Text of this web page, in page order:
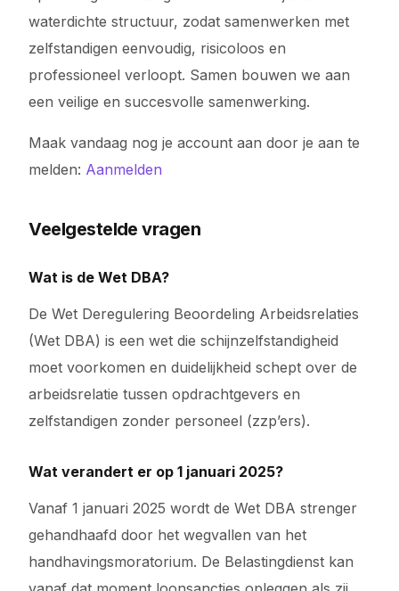
waterdichte structuur, zodat samenwerken met
zelfstandigen eenvoudig, risicoloos en
professioneel verloopt. Samen bouwen we aan
een veilige en succesvolle samenwerking.
Maak vandaag nog je account aan door je aan te
melden: Aanmelden
Veelgestelde vragen
Wat is de Wet DBA?
De Wet Deregulering Beoordeling Arbeidsrelaties
(Wet DBA) is een wet die schijnzelfstandigheid
moet voorkomen en duidelijkheid schept over de
arbeidsrelatie tussen opdrachtgevers en
zelfstandigen zonder personeel (zzp’ers).
Wat verandert er op 1 januari 2025?
Vanaf 1 januari 2025 wordt de Wet DBA strenger
gehandhaafd door het wegvallen van het
handhavingsmoratorium. De Belastingdienst kan